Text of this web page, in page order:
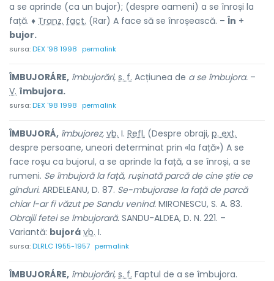
a se aprinde (ca un bujor); (despre oameni) a se înroși la
față. ♦ Tranz. fact. (Rar) A face să se înroșească. – În +
bujor.
sursa:DEX '98 1998 permalink
ÎMBUJORÁRE, îmbujorări, s. f. Acțiunea de a se îmbujora. –
V. îmbujora.
sursa:DEX '98 1998 permalink
ÎMBUJORÁ, îmbujorez, vb. I. Refl. (Despre obraji, p. ext.
despre persoane, uneori determinat prin «la față») A se
face roșu ca bujorul, a se aprinde la față, a se înroși, a se
rumeni. Se îmbujoră la față, rușinată parcă de cine știe ce
gînduri. ARDELEANU, D. 87. Se-mbujorase la față de parcă
chiar l-ar fi văzut pe Sandu venind. MIRONESCU, S. A. 83.
Obrajii fetei se îmbujorară. SANDU-ALDEA, D. N. 221. –
Variantă: bujorá vb. I.
sursa:DLRLC 1955-1957 permalink
ÎMBUJORÁRE, îmbujorări, s. f. Faptul de a se îmbujora.